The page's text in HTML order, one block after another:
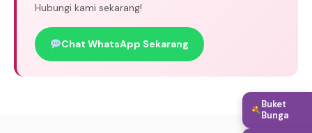
Hubungi kami sekarang!
Chat WhatsApp Sekarang
Buket
Bunga